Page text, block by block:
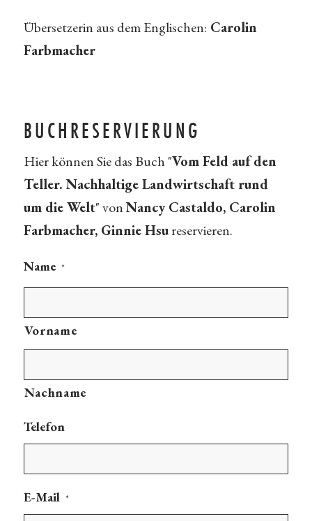
Übersetzerin aus dem Englischen: Carolin
Farbmacher
BUCHRESERVIERUNG
Hier können Sie das Buch "Vom Feld auf den
Teller. Nachhaltige Landwirtschaft rund
um die Welt" vonNancy Castaldo, Carolin
Farbmacher, Ginnie Hsureservieren.
Name *
Vorname
Nachname
Telefon
E-Mail *